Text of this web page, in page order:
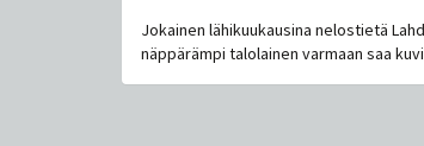
Jokainen lähikuukausina nelostietä
näppärämpi talolainen varmaan saa